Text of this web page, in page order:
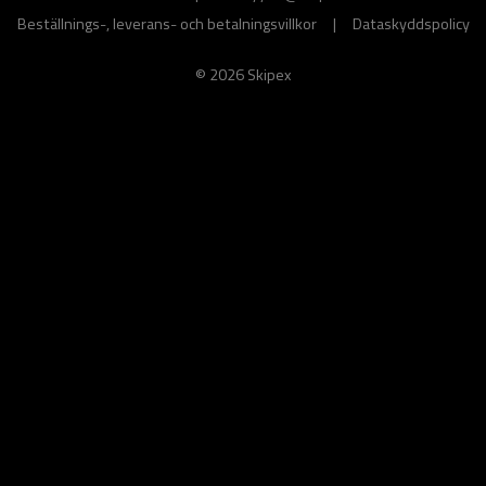
Beställnings-, leverans- och betalningsvillkor| Dataskyddspolicy
© 2026 Skipex